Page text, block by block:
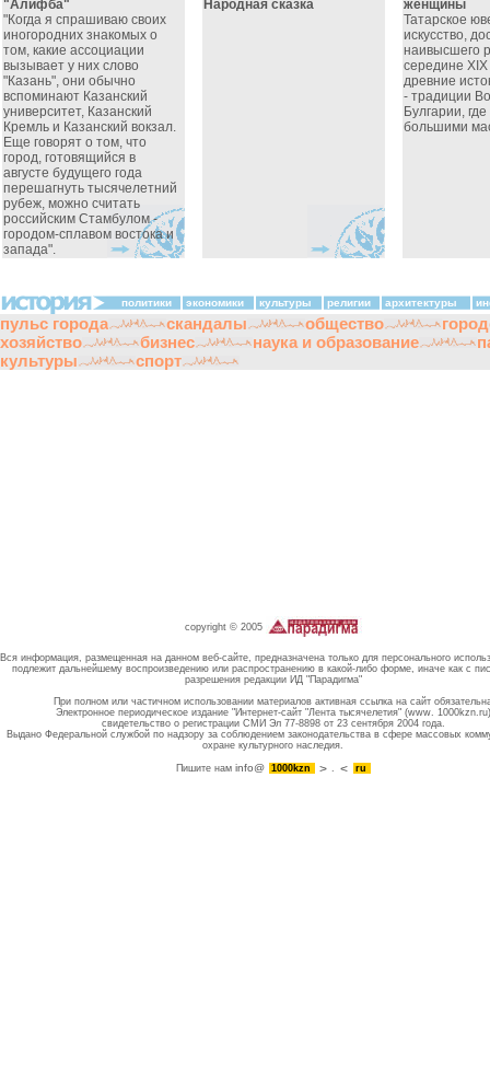
"Алифба"
"Когда я спрашиваю своих
иногородних знакомых о
том, какие ассоциации
вызывает у них слово
"Казань", они обычно
вспоминают Казанский
университет, Казанский
Кремль и Казанский вокзал.
Еще говорят о том, что
город, готовящийся в
августе будущего года
перешагнуть тысячелетний
рубеж, можно считать
российским Стамбулом -
городом-сплавом востока и
запада".
Народная сказка
женщины
Татарское
искусство,
наивысшего
середине
древние
- традиции
Булгарии,
большими
политики экономики культуры религии архитектуры
пульс города скандалы общество
хозяйство
бизнес наука и образование
культуры
спорт
copyright © 2005
Вся информация, размещенная на данном веб-сайте, предназначена только для персонального
подлежит дальнейшему воспроизведению или распространению в какой-либо форме, иначе как с
разрешения редакции ИД "Парадигма"
При полном или частичном использовании материалов активная ссылка на сайт
Электронное периодическое издание "Интернет-сайт "Лента тысячелетия" (www. 1000kzn.ru)
свидетельство о регистрации СМИ Эл 77-8898 от 23 сентября 2004 года.
Выдано Федеральной службой по надзору за соблюдением законодательства в сфере массовых
охране культурного наследия.
Пишите намinfo@ 1000kzn . ru